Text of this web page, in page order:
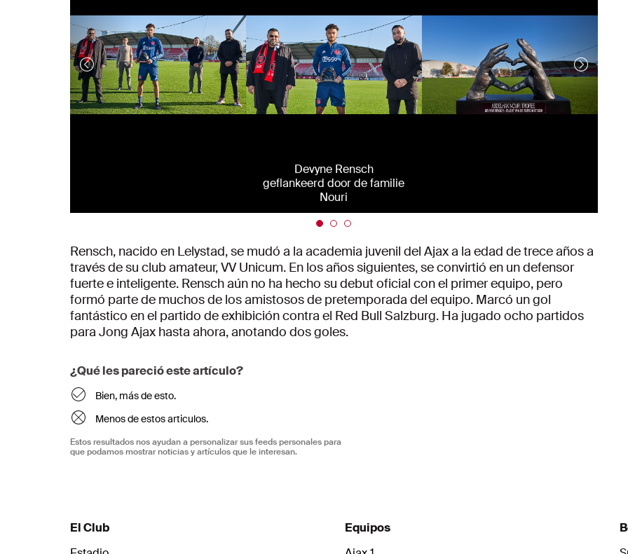
Devyne Rensch
geflankeerd door de familie
Nouri
Rensch, nacido en Lelystad, se mudó a la academia juvenil del Ajax a la edad de trece años a
través de su club amateur, VV Unicum. En los años siguientes, se convirtió en un defensor
fuerte e inteligente. Rensch aún no ha hecho su debut oficial con el primer equipo, pero
formó parte de muchos de los amistosos de pretemporada del equipo. Marcó un gol
fantástico en el partido de exhibición contra el Red Bull Salzburg. Ha jugado ocho partidos
para Jong Ajax hasta ahora, anotando dos goles.
¿Qué les pareció este artículo?
Bien, más de esto.
Menos de estos articulos.
Estos resultados nos ayudan a personalizar sus feeds personales para
que podamos mostrar noticias y artículos que le interesan.
El Club
Equipos